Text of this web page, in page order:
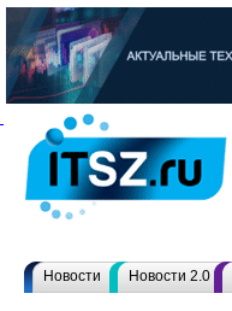
Новости Новости 2.0